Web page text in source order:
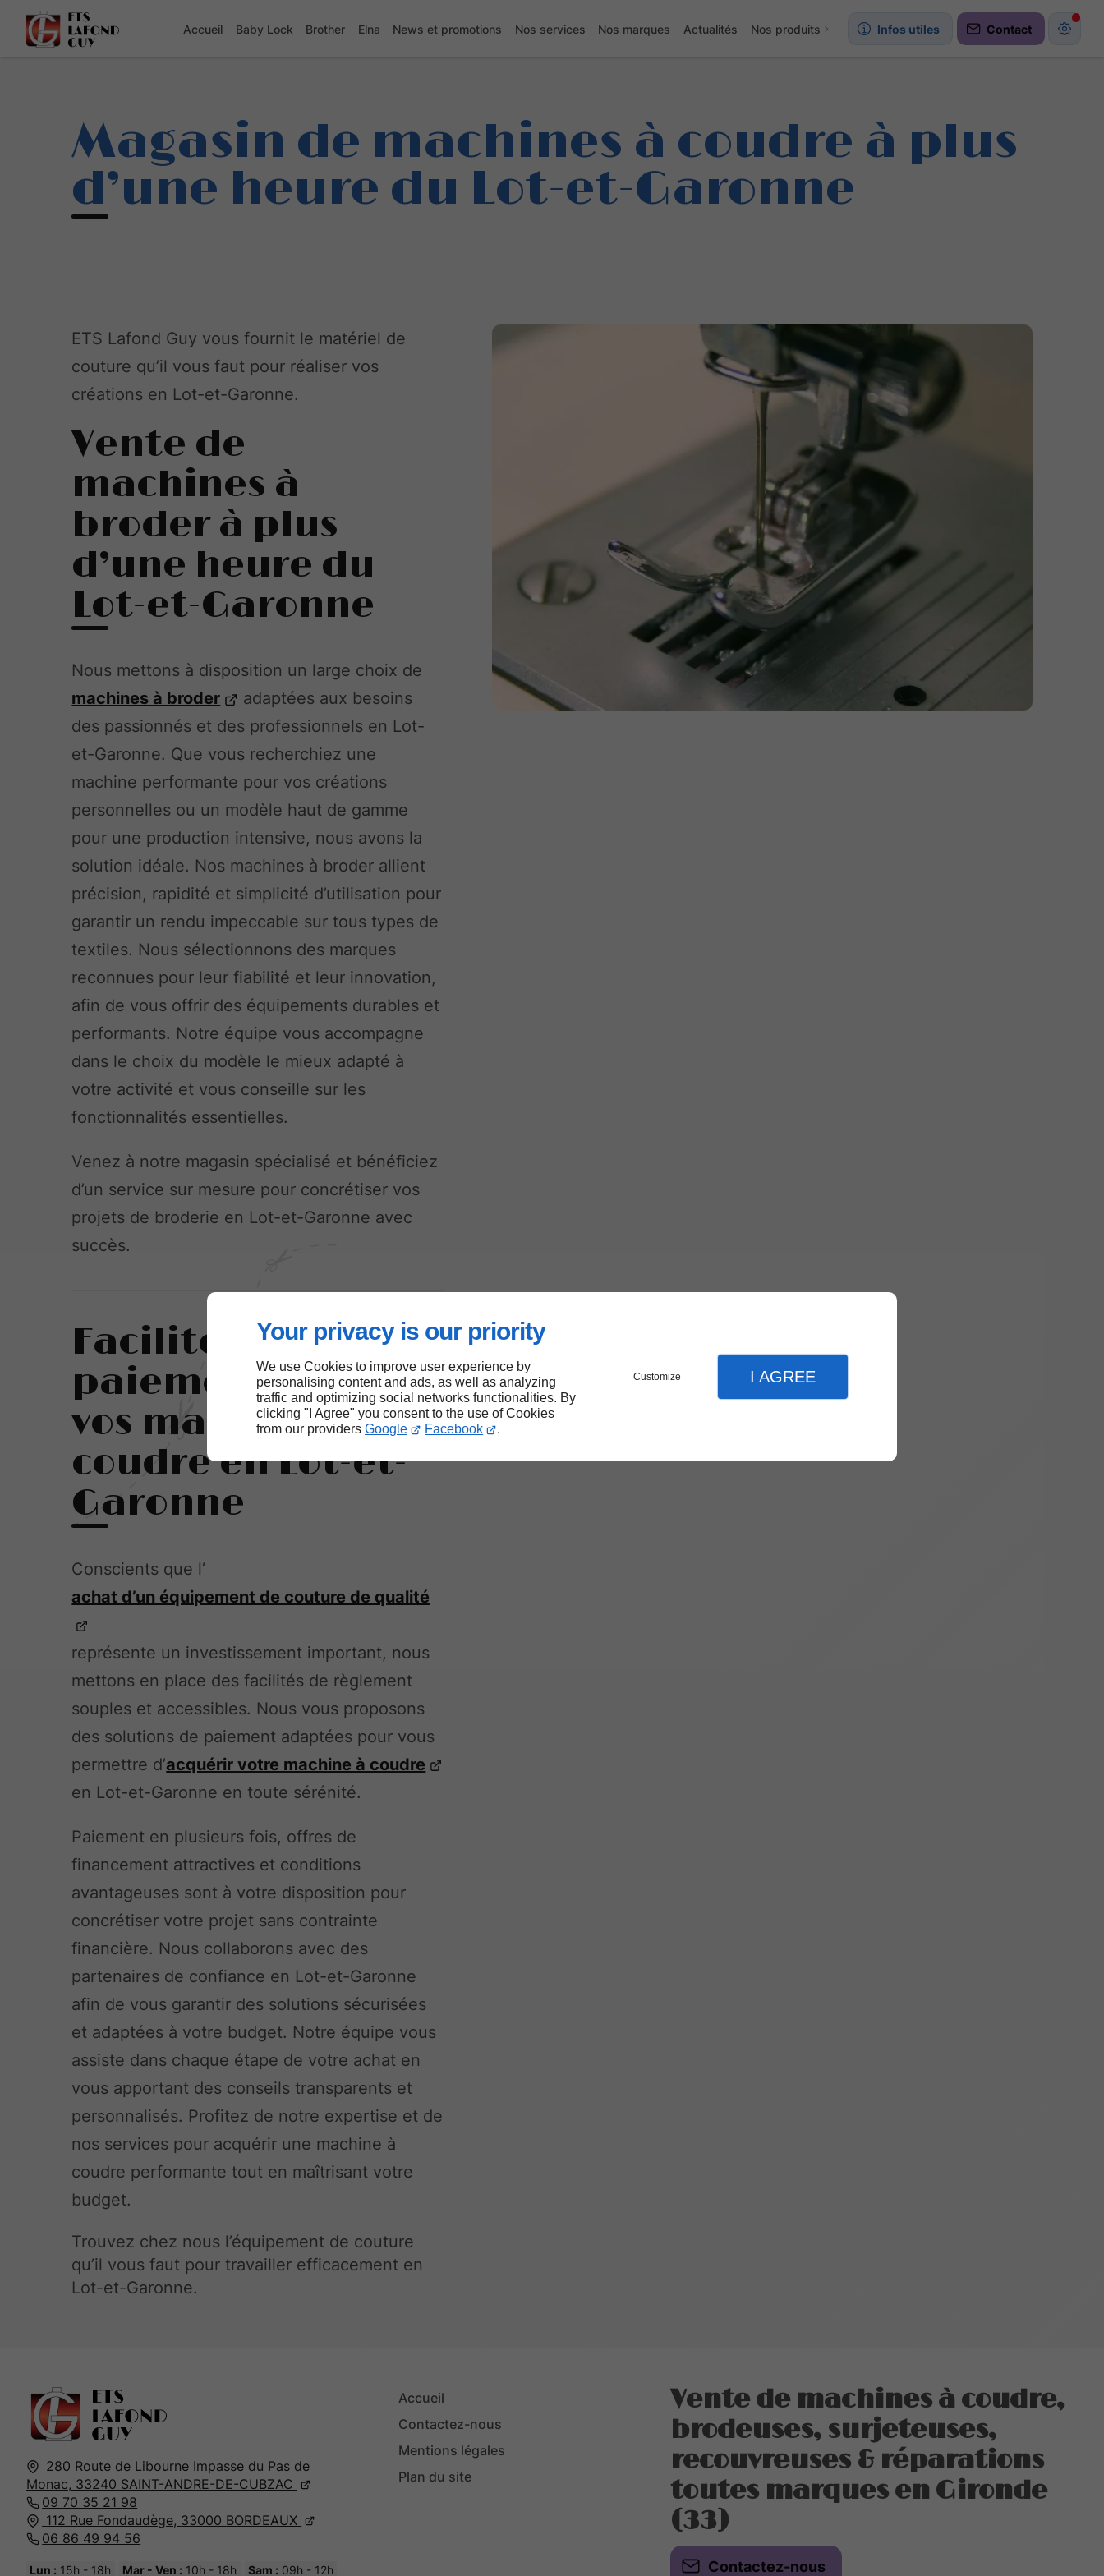
Your privacy is our priority
We use Cookies to improve user experience by
personalising content and ads, as well as analyzing
traffic and optimizing social networks functionalities. By
clicking "I Agree" you consent to the use of Cookies
from our providers Google Facebook .
Customize I AGREE
Accueil Baby Lock Brother Elna News et promotions Nos services Nos marques Actualités Nos produits Infos utiles Contact
Magasin de machines à coudre à plus
d’une heure du Lot-et-Garonne
ETS Lafond Guy vous fournit le matériel de
couture qu’il vous faut pour réaliser vos
créations en Lot-et-Garonne.
Vente de
machines à
broder à plus
d’une heure du
Lot-et-Garonne
Nous mettons à disposition un large choix de
machines à broder
adaptées aux besoins
des passionnés et des professionnels en Lot-
et-Garonne. Que vous recherchiez une
machine performante pour vos créations
personnelles ou un modèle haut de gamme
pour une production intensive, nous avons la
solution idéale. Nos machines à broder allient
précision, rapidité et simplicité d’utilisation pour
garantir un rendu impeccable sur tous types de
textiles. Nous sélectionnons des marques
reconnues pour leur fiabilité et leur innovation,
afin de vous offrir des équipements durables et
performants. Notre équipe vous accompagne
dans le choix du modèle le mieux adapté à
votre activité et vous conseille sur les
fonctionnalités essentielles.
Venez à notre magasin spécialisé et bénéficiez
d’un service sur mesure pour concrétiser vos
projets de broderie en Lot-et-Garonne avec
succès.
Facilité de
paiement pour
vos machines à
coudre en Lot-et-
Garonne
Conscients que l’
achat d’un équipement de couture de qualité
représente un investissement important, nous
mettons en place des facilités de règlement
souples et accessibles. Nous vous proposons
des solutions de paiement adaptées pour vous
permettre d’acquérir votre machine à coudre
en Lot-et-Garonne en toute sérénité.
Paiement en plusieurs fois, offres de
financement attractives et conditions
avantageuses sont à votre disposition pour
concrétiser votre projet sans contrainte
financière. Nous collaborons avec des
partenaires de confiance en Lot-et-Garonne
afin de vous garantir des solutions sécurisées
et adaptées à votre budget. Notre équipe vous
assiste dans chaque étape de votre achat en
vous apportant des conseils transparents et
personnalisés. Profitez de notre expertise et de
nos services pour acquérir une machine à
coudre performante tout en maîtrisant votre
budget.
Trouvez chez nous l’équipement de couture
qu’il vous faut pour travailler efficacement en
Lot-et-Garonne.
280 Route de Libourne Impasse du Pas de
Monac, 33240 SAINT-ANDRE-DE-CUBZAC
09 70 35 21 98
112 Rue Fondaudège, 33000 BORDEAUX
06 86 49 94 56
Lun : 15h - 18h Mar - Ven : 10h - 18h Sam : 09h - 12h
Accueil
Contactez-nous
Mentions légales
Plan du site
Vente de machines à coudre,
brodeuses, surjeteuses,
recouvreuses & réparations
toutes marques en Gironde
(33)
Contactez-nous